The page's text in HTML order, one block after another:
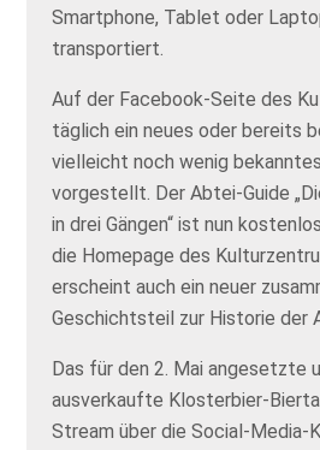
Smartphone, Tablet oder
transportiert.
Auf der Facebook-Seite des
täglich ein neues oder bereits
vielleicht noch wenig
vorgestellt. Der Abtei-Guide
in drei Gängen“ ist nun
die Homepage des
erscheint auch ein neuer
Geschichtsteil zur Historie der
Das für den 2. Mai angesetzte
ausverkaufte Klosterbier-
Stream über die Social-Media-